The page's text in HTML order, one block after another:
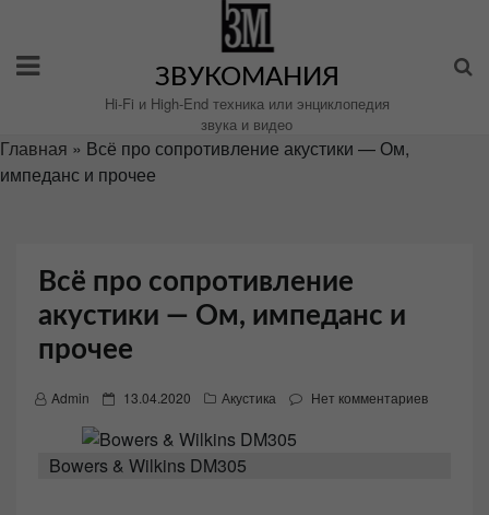
содержимому
ЗВУКОМАНИЯ
Hi-Fi и High-End техника или энциклопедия
звука и видео
Главная » Всё про сопротивление акустики — Ом,
импеданс и прочее
Всё про сопротивление
акустики — Ом, импеданс и
прочее
Admin
P
s
t
13.04.2020 Акустика Нет комментариев
Bowers & Wilkins DM305